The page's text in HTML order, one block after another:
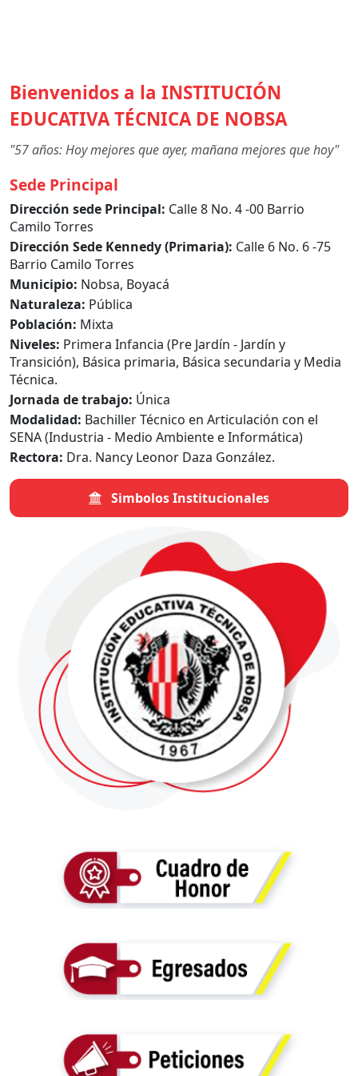
Bienvenidos a la INSTITUCIÓN
EDUCATIVA TÉCNICA DE NOBSA
"57 años: Hoy mejores que ayer, mañana mejores que hoy"
Sede Principal
Dirección sede Principal: Calle 8 No. 4 -00 Barrio
Camilo Torres
Dirección Sede Kennedy (Primaria): Calle 6 No. 6 -75
Barrio Camilo Torres
Municipio: Nobsa, Boyacá
Naturaleza: Pública
Población: Mixta
Niveles: Primera Infancia (Pre Jardín - Jardín y
Transición), Básica primaria, Básica secundaria y Media
Técnica.
Jornada de trabajo: Única
Modalidad: Bachiller Técnico en Articulación con el
SENA (Industria - Medio Ambiente e Informática)
Rectora: Dra. Nancy Leonor Daza González.
Simbolos Institucionales